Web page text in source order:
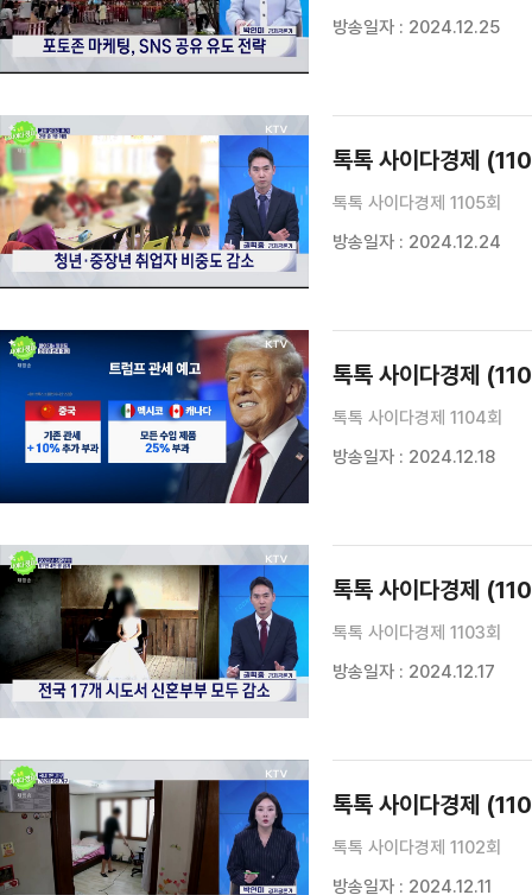
방송일자 : 2024.12.25
톡톡 사이다경제
톡톡 사이다경제 1105회
방송일자 : 2024.12.24
톡톡 사이다경제
톡톡 사이다경제 1104회
방송일자 : 2024.12.18
톡톡 사이다경제
톡톡 사이다경제 1103회
방송일자 : 2024.12.17
톡톡 사이다경제
톡톡 사이다경제 1102회
방송일자 : 2024.12.11